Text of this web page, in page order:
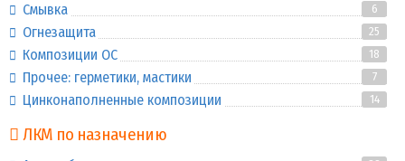
Смывка 6
Огнезащита 25
Композиции ОС 18
Прочее: герметики, мастики 7
Цинконаполненные композиции 14
ЛКМ по назначению